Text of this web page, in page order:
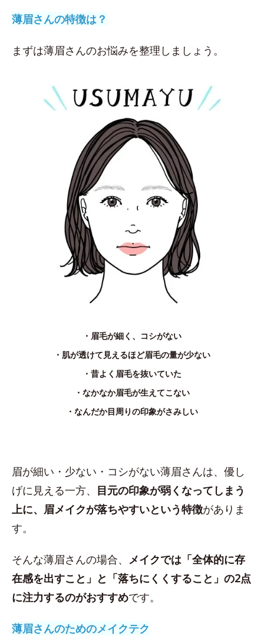
薄眉さんの特徴は？
まずは薄眉さんのお悩みを整理しましょう。
・眉毛が細く、コシがない
・肌が透けて見えるほど眉毛の量が少ない
・昔よく眉毛を抜いていた
・なかなか眉毛が生えてこない
・なんだか目周りの印象がさみしい
眉が細い・少ない・コシがない薄眉さんは、優し
げに見える一方、 目元の印象が弱くなってしまう
上に、眉メイクが落ちやすいという特徴がありま
す。
そんな薄眉さんの場合、 メイクでは「全体的に存
在感を出すこと」と「落ちにくくすること」の2点
に注力するのがおすすめです。
薄眉さんのためのメイクテク